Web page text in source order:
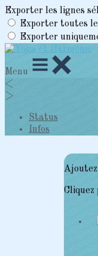
Exporter les lignes
Exporter toutes
Exporter
Menu
<
>
Status
Infos
Ajoutez
Cliquez